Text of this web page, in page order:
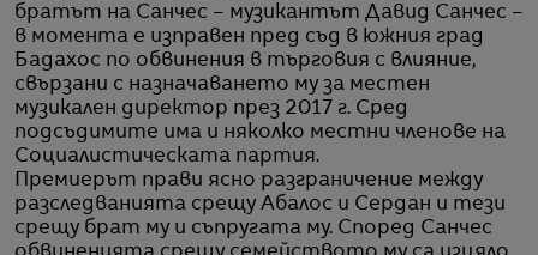
братът на Санчес – музикантът Давид Санчес –
в момента е изправен пред съд в южния град
Бадахос по обвинения в търговия с влияние,
свързани с назначаването му за местен
музикален директор през 2017 г. Сред
подсъдимите има и няколко местни членове на
Социалистическата партия.
Премиерът прави ясно разграничение между
разследванията срещу Абалос и Сердан и тези
срещу брат му и съпругата му. Според Санчес